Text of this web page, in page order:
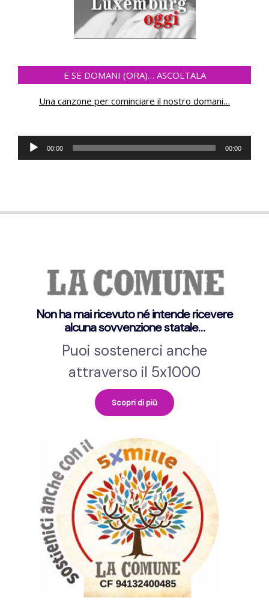
E SE DOMANI (ORA)… ASCOLTALA
Una canzone per cominciare il nostro domani…
Audio
Player
00:00 00:00
Non ha mai ricevuto né intende ricevere
alcuna sovvenzione statale…
Puoi sostenerci anche
attraverso il 5x1000
Scopri di più